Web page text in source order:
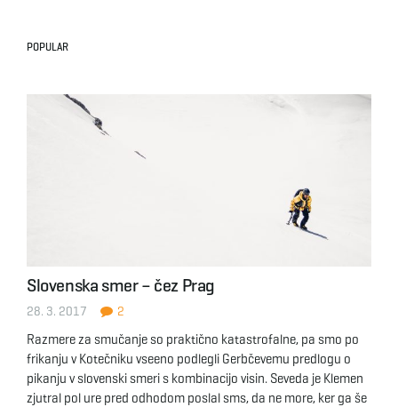
POPULAR
Slovenska smer – čez Prag
28. 3. 2017 2
Razmere za smučanje so praktično katastrofalne, pa smo po
frikanju v Kotečniku vseeno podlegli Gerbčevemu predlogu o
pikanju v slovenski smeri s kombinacijo visin. Seveda je Klemen
zjutral pol ure pred odhodom poslal sms, da ne more, ker ga še